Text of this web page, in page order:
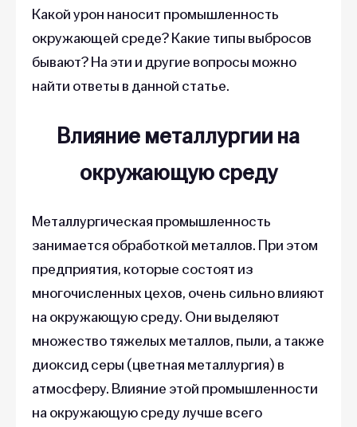
Какой урон наносит промышленность
окружающей среде? Какие типы выбросов
бывают? На эти и другие вопросы можно
найти ответы в данной статье.
Влияние металлургии на
окружающую среду
Металлургическая промышленность
занимается обработкой металлов. При этом
предприятия, которые состоят из
многочисленных цехов, очень сильно влияют
на окружающую среду. Они выделяют
множество тяжелых металлов, пыли, а также
диоксид серы (цветная металлургия) в
атмосферу. Влияние этой промышленности
на окружающую среду лучше всего